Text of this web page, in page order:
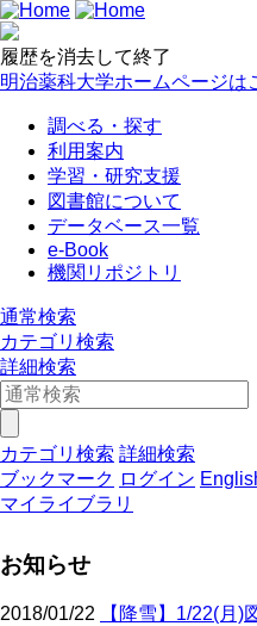
履歴を消去して終了
明治薬科大学ホームページは
調べる・探す
利用案内
学習・研究支援
図書館について
データベース一覧
e-Book
機関リポジトリ
通常検索
カテゴリ検索
詳細検索
カテゴリ検索 詳細検索
ブックマーク ログイン
マイライブラリ
お知らせ
2018/01/22
【降雪】1/22(月)